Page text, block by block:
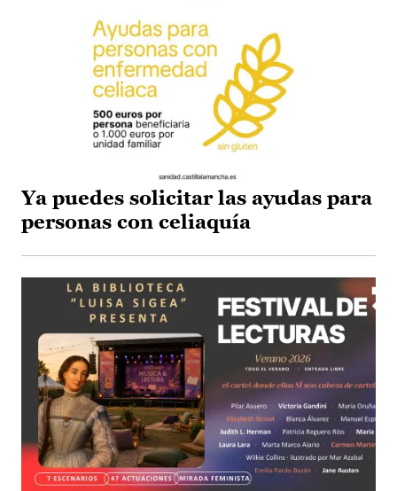
Ya puedes solicitar las ayudas para
personas con celiaquía